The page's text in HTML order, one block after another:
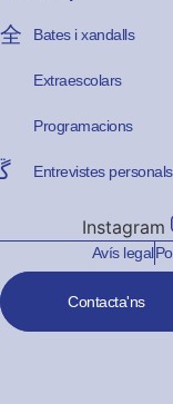
Bates i xandalls
Extraescolars
Programacions
Entrevistes personals
Instagram
Avís legal
Contacta'ns